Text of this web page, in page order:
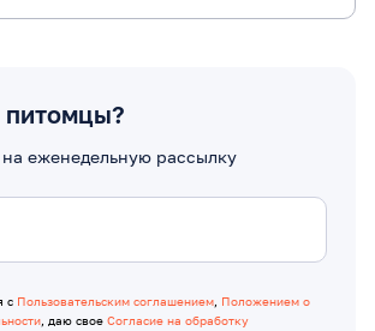
питомцы?
еженедельную рассылку
с Пользовательским соглашением, Положением о
, даю свое Согласие на обработку